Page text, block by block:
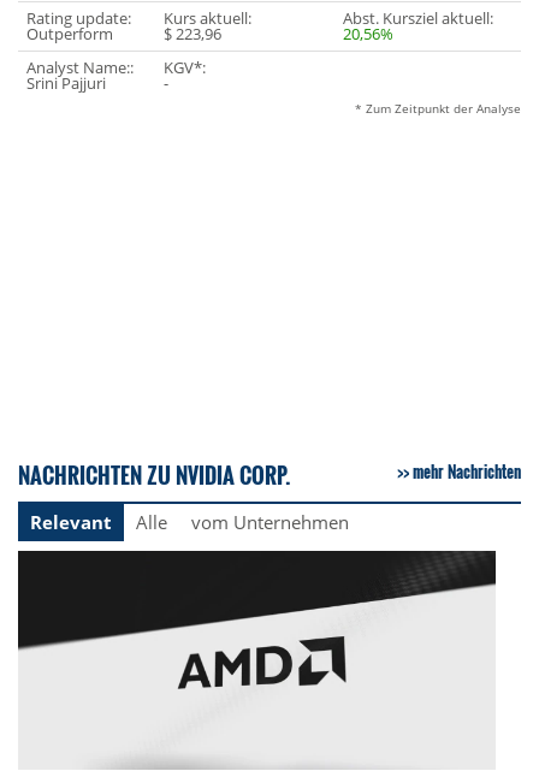
Rating update:
Outperform
Kurs aktuell:
$ 223,96
Abst. Kursziel aktuell:
20,56%
Analyst Name::
Srini Pajjuri
KGV*:
-
* Zum Zeitpunkt der Analyse
NACHRICHTEN ZU NVIDIA CORP. mehr Nachrichten
Relevant Alle vom Unternehmen